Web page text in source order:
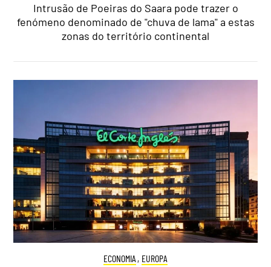
Intrusão de Poeiras do Saara pode trazer o
fenómeno denominado de "chuva de lama" a estas
zonas do território continental
ECONOMIA , EUROPA